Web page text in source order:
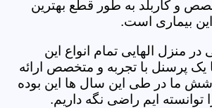
و کاربلد به طور قطع بهترین
بیماری است.
منزل الهایی تمام انواع این
یک پرسنل با تجربه و متخصص ارائه
ما در طی این سال ها این بوده
ایم راضی نگه داریم.